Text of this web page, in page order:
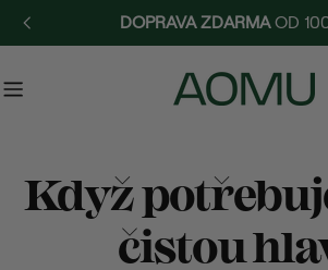
Přejít
DOPRAVA ZDARMAOD
SKdyž
čistou